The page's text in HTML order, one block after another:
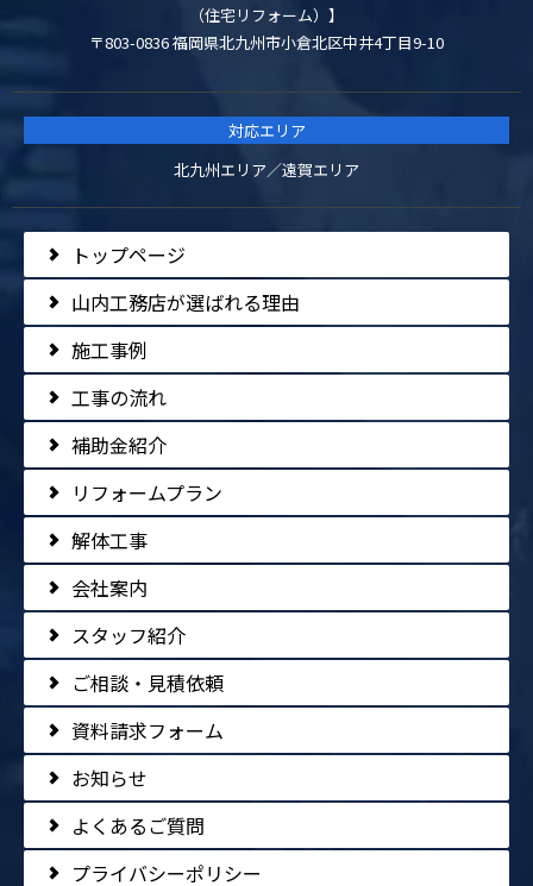
（住宅リフォーム）】
〒803-0836 福岡県北九州市小倉北区中井4丁目9-10
対応エリア
北九州エリア／遠賀エリア
トップページ
山内工務店が選ばれる理由
施工事例
工事の流れ
補助金紹介
リフォームプラン
解体工事
会社案内
スタッフ紹介
ご相談・見積依頼
資料請求フォーム
お知らせ
よくあるご質問
プライバシーポリシー